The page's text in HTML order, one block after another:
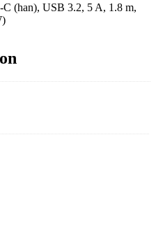
(han), USB 3.2, 5 A, 1.8 m,